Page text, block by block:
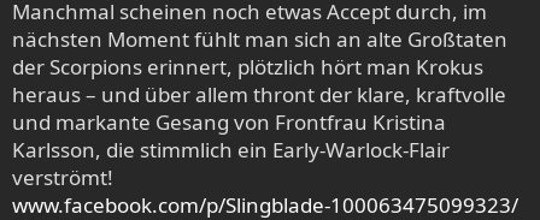
Manchmal scheinen noch etwas Accept durch, im
nächsten Moment fühlt man sich an alte Großtaten
der Scorpions erinnert, plötzlich hört man Krokus
heraus – und über allem thront der klare, kraftvolle
und markante Gesang von Frontfrau Kristina
Karlsson, die stimmlich ein Early-Warlock-Flair
verströmt!
www.facebook.com/p/Slingblade-100063475099323/